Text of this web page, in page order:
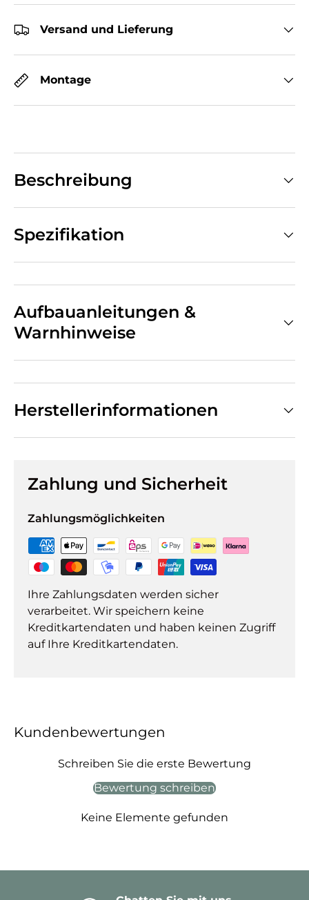
Versand und Lieferung
Montage
Beschreibung
Spezifikation
Aufbauanleitungen &
Warnhinweise
Herstellerinformationen
Zahlung und Sicherheit
Zahlungsmöglichkeiten
Ihre Zahlungsdaten werden sicher
verarbeitet. Wir speichern keine
Kreditkartendaten und haben keinen Zugriff
auf Ihre Kreditkartendaten.
Kundenbewertungen
Schreiben Sie die erste Bewertung
Bewertung schreiben
Keine Elemente gefunden